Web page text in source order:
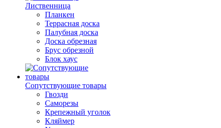
Лиственница
Планкен
Террасная доска
Палубная доска
Доска обрезная
Брус обрезной
Блок хаус
Сопутствующие товары
Гвозди
Саморезы
Крепежный уголок
Кляймер